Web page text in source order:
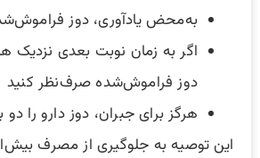
به‌محض یادآوری، دوز
اگر به زمان نوبت بعدی نزدیک
دوز فراموش‌شده صرف‌نظر کنید
هرگز برای جبران، دوز دارو را دو
این توصیه به جلوگیری از مصرف